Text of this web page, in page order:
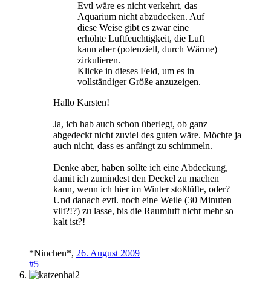
Evtl wäre es nicht verkehrt, das
Aquarium nicht abzudecken. Auf
diese Weise gibt es zwar eine
erhöhte Luftfeuchtigkeit, die Luft
kann aber (potenziell, durch Wärme)
zirkulieren.
Klicke in dieses Feld, um es in
vollständiger Größe anzuzeigen.
Hallo Karsten!
Ja, ich hab auch schon überlegt, ob ganz
abgedeckt nicht zuviel des guten wäre. Möchte ja
auch nicht, dass es anfängt zu schimmeln.
Denke aber, haben sollte ich eine Abdeckung,
damit ich zumindest den Deckel zu machen
kann, wenn ich hier im Winter stoßlüfte, oder?
Und danach evtl. noch eine Weile (30 Minuten
vllt?!?) zu lasse, bis die Raumluft nicht mehr so
kalt ist?!
*Ninchen*, 26. August 2009
#5